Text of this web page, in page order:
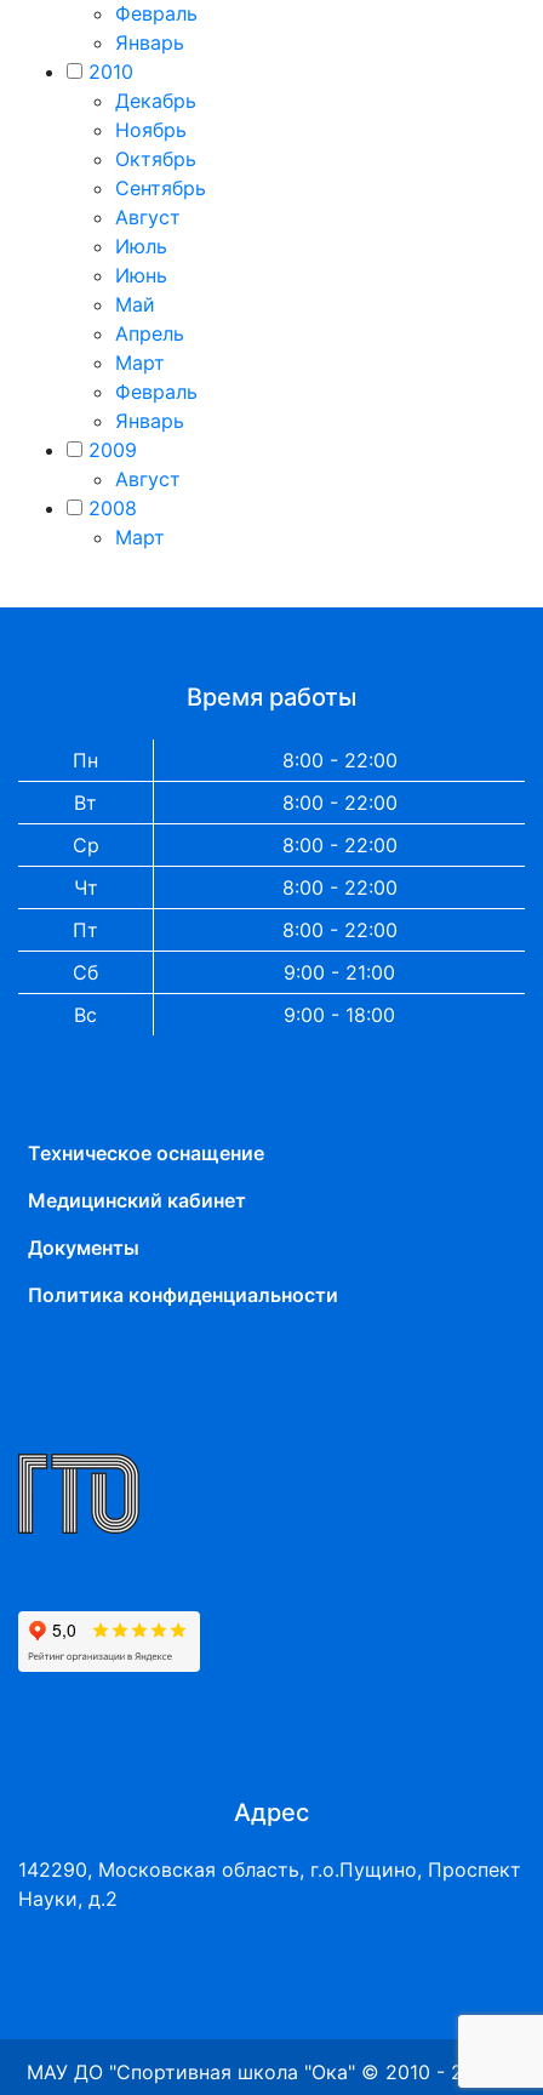
Февраль
Январь
2010
Декабрь
Ноябрь
Октябрь
Сентябрь
Август
Июль
Июнь
Май
Апрель
Март
Февраль
Январь
2009
Август
2008
Март
Время работы
Пн
8:00 - 22:00
Вт
8:00 - 22:00
Ср
8:00 - 22:00
Чт
8:00 - 22:00
Пт
8:00 - 22:00
Сб
9:00 - 21:00
Вс
9:00 - 18:00
Техническое оснащение
Медицинский кабинет
Документы
Политика конфиденциальности
Адрес
142290, Московская область, г.о.Пущино, Проспект
Науки, д.2
МАУ ДО "Спортивная школа "Ока" © 2010 - 2026 г.